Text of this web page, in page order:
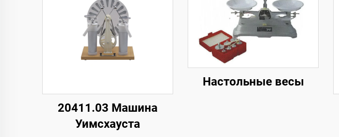
20411.03 Машина
Уимсхауста
Настольные весы